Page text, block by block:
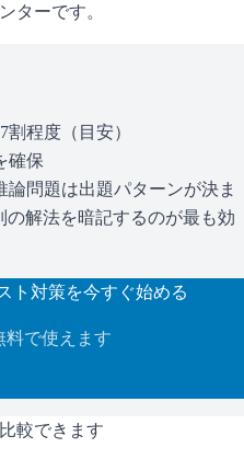
ターです。
割程度（目安）
確保
論問題は出題パターンが決ま
の解法を暗記するのが最も効
ト対策を今すぐ始める
料で使えます
較できます